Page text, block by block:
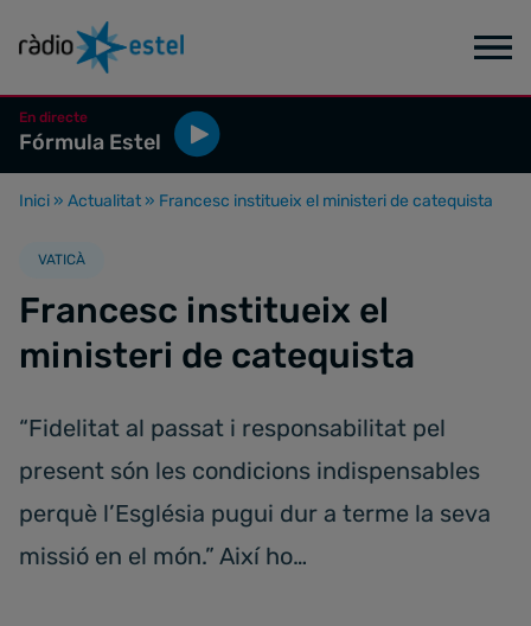
En directe
Fórmula Estel
Inici » Actualitat » Francesc institueix el ministeri de catequista
VATICÀ
Francesc institueix el
ministeri de catequista
“Fidelitat al passat i responsabilitat pel
present són les condicions indispensables
perquè l’Església pugui dur a terme la seva
missió en el món.” Així ho…